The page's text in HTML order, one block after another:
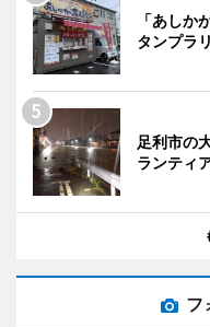
「あしか
タンプラ
足利市の
ランティ
フ